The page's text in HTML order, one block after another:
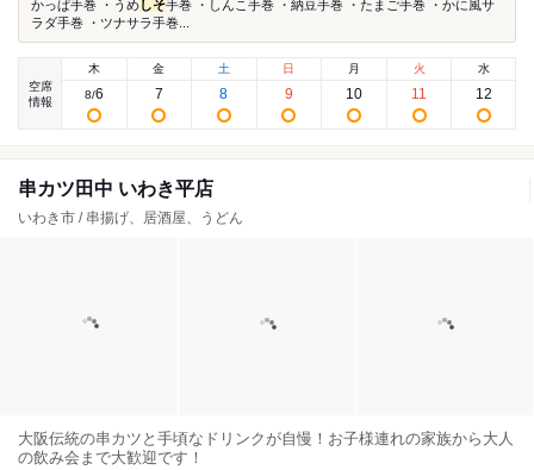
かっぱ手巻 ・うめ しそ手巻 ・しんこ手巻 ・納豆手巻 ・たまご手巻 ・かに風サ
ラダ手巻 ・ツナサラ手巻...
空席
情報
木
8/6
金
7
土
8
日
9
月
10
火
11
水
12
串カツ田中 いわき平店
いわき市 / 串揚げ、居酒屋、うどん
大阪伝統の串カツと手頃なドリンクが自慢！お子様連れの家族から大人
の飲み会まで大歓迎です！